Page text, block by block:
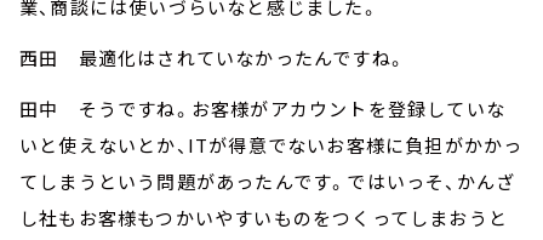
業、商談には使いづらいなと感じました。
西田 最適化はされていなかったんですね。
田中 そうですね。お客様がアカウントを登録していな
いと使えないとか、ITが得意でないお客様に負担がかかっ
てしまうという問題があったんです。ではいっそ、かんざ
し社もお客様もつかいやすいものをつくってしまおうと